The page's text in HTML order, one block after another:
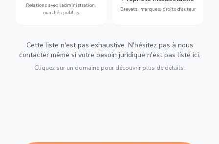
Relations avec l'administration,
marchés publics
urbanisme et contentieux.
Brevets, marques, droits d'auteur
contrefaçon.
Cette liste n'est pas exhaustive. N'hésitez pas à nous
contacter même si votre besoin juridique n'est pas listé ici.
Cliquez sur un domaine pour découvrir plus de détails.